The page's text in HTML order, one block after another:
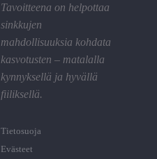
Tavoitteena on helpottaa
sinkkujen
mahdollisuuksia kohdata
kasvotusten – matalalla
kynnyksellä ja hyvällä
fiiliksellä.
Tietosuoja
Evästeet